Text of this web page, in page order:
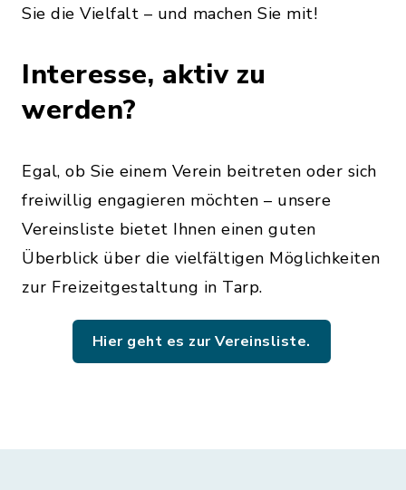
Sie die Vielfalt – und machen Sie mit!
Interesse, aktiv zu
werden?
Egal, ob Sie einem Verein beitreten oder sich
freiwillig engagieren möchten – unsere
Vereinsliste bietet Ihnen einen guten
Überblick über die vielfältigen Möglichkeiten
zur Freizeitgestaltung in Tarp.
Hier geht es zur Vereinsliste.